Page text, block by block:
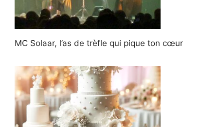
MC Solaar, l’as de trèfle qui pique ton cœur